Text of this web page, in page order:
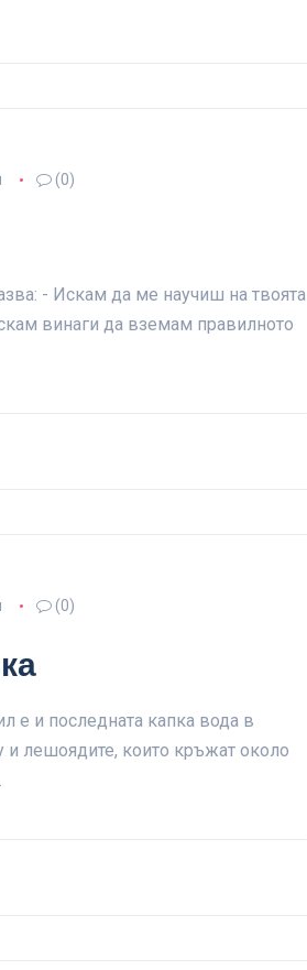
(0)
- Искам да ме научиш на твоята
винаги да вземам правилното
(0)
е и последната капка вода в
и лешоядите, които кръжат около